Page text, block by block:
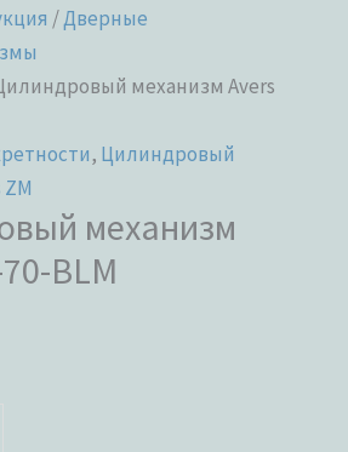
/Дверные
механизм Avers
, Цилиндровый
механизм
BLM